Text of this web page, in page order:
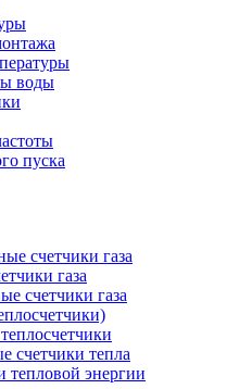
воды
пуска
счетчики газа
газа
счетчики газа
счетчики тепла
тепловой энергии